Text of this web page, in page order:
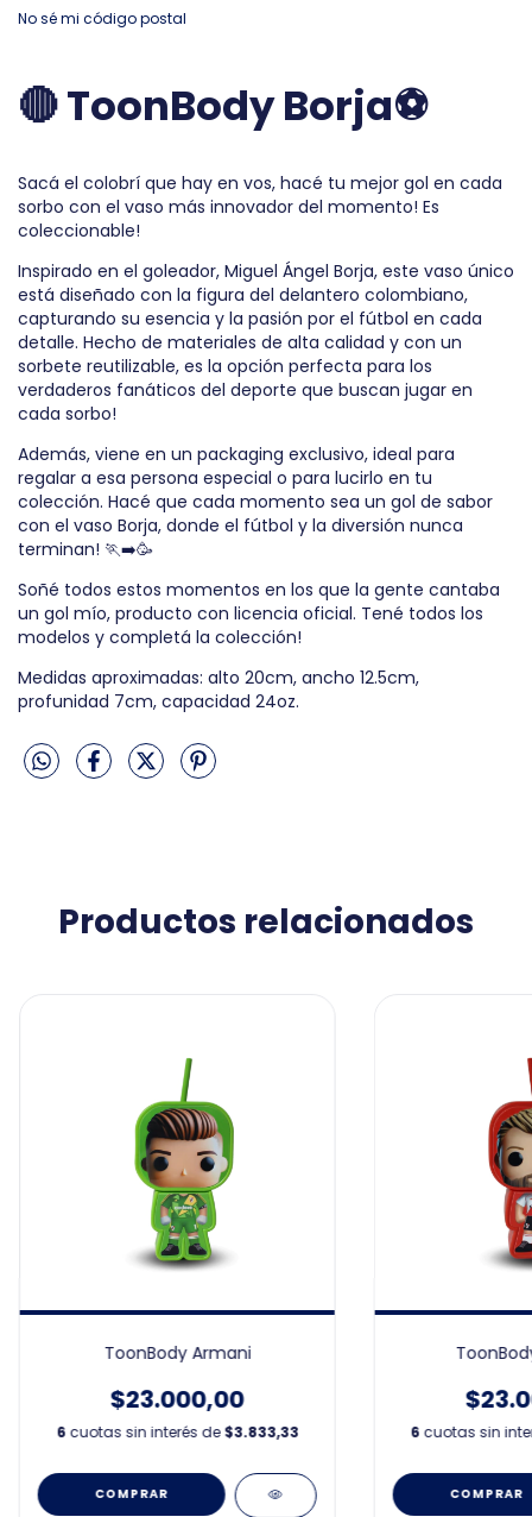
No sé mi código postal
🔴 ToonBody Borja⚽
Sacá el colobrí que hay en vos, hacé tu mejor gol en cada
sorbo con el vaso más innovador del momento! Es
coleccionable!
Inspirado en el goleador, Miguel Ángel Borja, este vaso único
está diseñado con la figura del delantero colombiano,
capturando su esencia y la pasión por el fútbol en cada
detalle. Hecho de materiales de alta calidad y con un
sorbete reutilizable, es la opción perfecta para los
verdaderos fanáticos del deporte que buscan jugar en
cada sorbo!
Además, viene en un packaging exclusivo, ideal para
regalar a esa persona especial o para lucirlo en tu
colección. Hacé que cada momento sea un gol de sabor
con el vaso Borja, donde el fútbol y la diversión nunca
terminan! 🏃‍➡️🥳
Soñé todos estos momentos en los que la gente cantaba
un gol mío, producto con licencia oficial. Tené todos los
modelos y completá la colección!
Medidas aproximadas: alto 20cm, ancho 12.5cm,
profunidad 7cm, capacidad 24oz.
Productos relacionados
ToonBody Armani
$23.000,00
6 cuotas sin interés de$3.833,33 6 cuotas sin